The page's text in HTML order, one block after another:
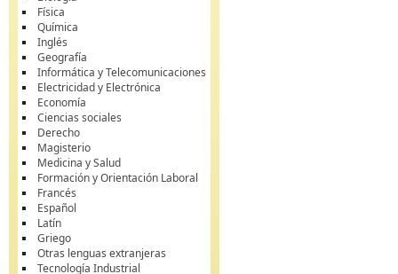
Física
Química
Inglés
Geografía
Informática y Telecomunicaciones
Electricidad y Electrónica
Economía
Ciencias sociales
Derecho
Magisterio
Medicina y Salud
Formación y Orientación Laboral
Francés
Español
Latín
Griego
Otras lenguas extranjeras
Tecnología Industrial